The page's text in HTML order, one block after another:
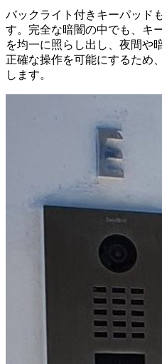
バックライト付きキーパッド
す。完全な暗闇の中でも、キ
を均一に照らし出し、夜間や
正確な操作を可能にするため
します。